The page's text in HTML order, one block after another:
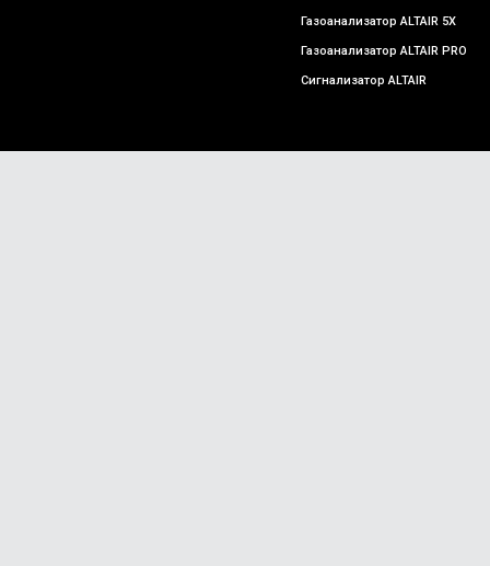
Газоанализатор ALTAIR 5X
Газоанализатор ALTAIR PRO
Сигнализатор ALTAIR